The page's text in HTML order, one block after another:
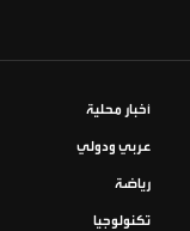
أخبار محلية
عربي ودولي
رياضة
تكنولوجيا